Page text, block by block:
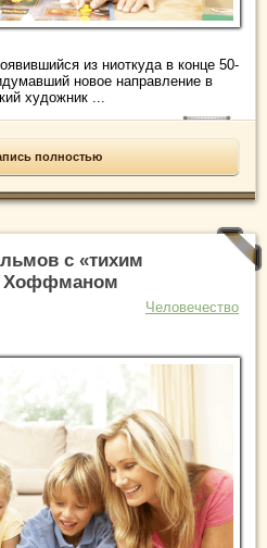
из ниоткуда в конце 50-
новое направление в
художник ...
полностью
с «тихим
Хоффманом
Человечество